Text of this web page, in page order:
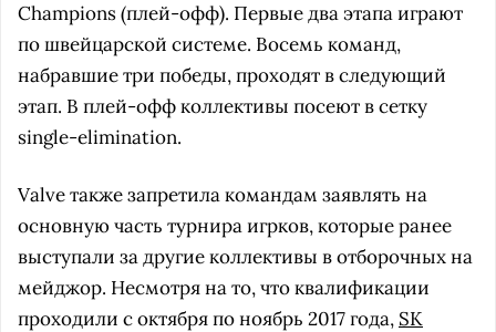
Champions (плей-офф). Первые два этапа играют
по швейцарской системе. Восемь команд,
набравшие три победы, проходят в следующий
этап. В плей-офф коллективы посеют в сетку
single-elimination.
Valve также запретила командам заявлять на
основную часть турнира игрков, которые ранее
выступали за другие коллективы в отборочных на
мейджор. Несмотря на то, что квалификации
проходили с октября по ноябрь 2017 года, SK